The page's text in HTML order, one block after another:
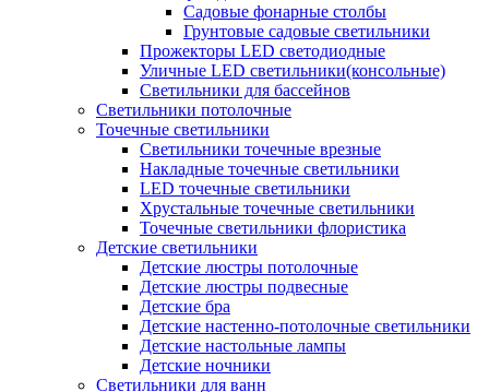
Садовые фонарные столбы
Грунтовые садовые светильники
Прожекторы LED светодиодные
Уличные LED светильники(консольные)
Светильники для бассейнов
Светильники потолочные
Точечные светильники
Светильники точечные врезные
Накладные точечные светильники
LED точечные светильники
Хрустальные точечные светильники
Точечные светильники флористика
Детские светильники
Детские люстры потолочные
Детские люстры подвесные
Детские бра
Детские настенно-потолочные светильники
Детские настольные лампы
Детские ночники
Светильники для ванн